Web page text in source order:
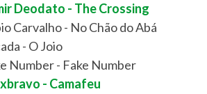
Deodato - The Crossing
Carvalho - No Chão do Abá
- O Joio
Number - Fake Number
- Camafeu